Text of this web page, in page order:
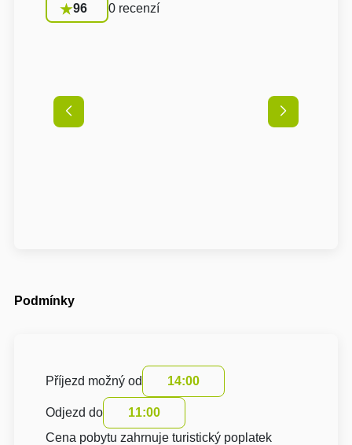
96 0 recenzí
Podmínky
Příjezd možný od 14:00
Odjezd do
11:00
Cena pobytu zahrnuje turistický poplatek